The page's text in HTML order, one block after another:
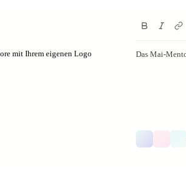
mit Ihrem eigenen Logo
Das Mai-